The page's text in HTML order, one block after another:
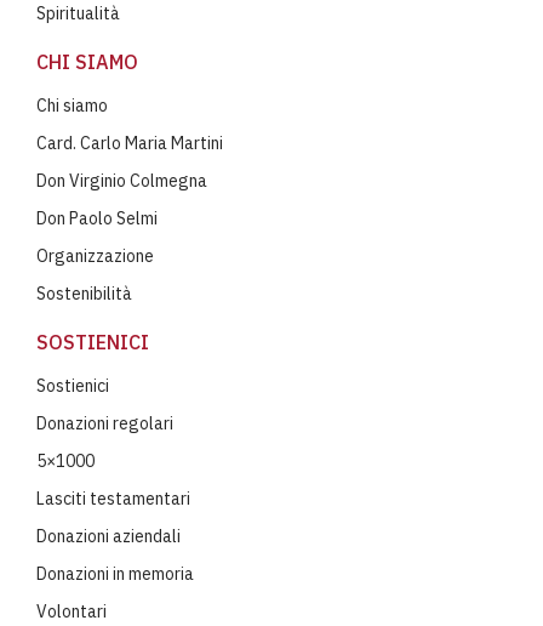
Spiritualità
CHI SIAMO
Chi siamo
Card. Carlo Maria Martini
Don Virginio Colmegna
Don Paolo Selmi
Organizzazione
Sostenibilità
SOSTIENICI
Sostienici
Donazioni regolari
5×1000
Lasciti testamentari
Donazioni aziendali
Donazioni in memoria
Volontari